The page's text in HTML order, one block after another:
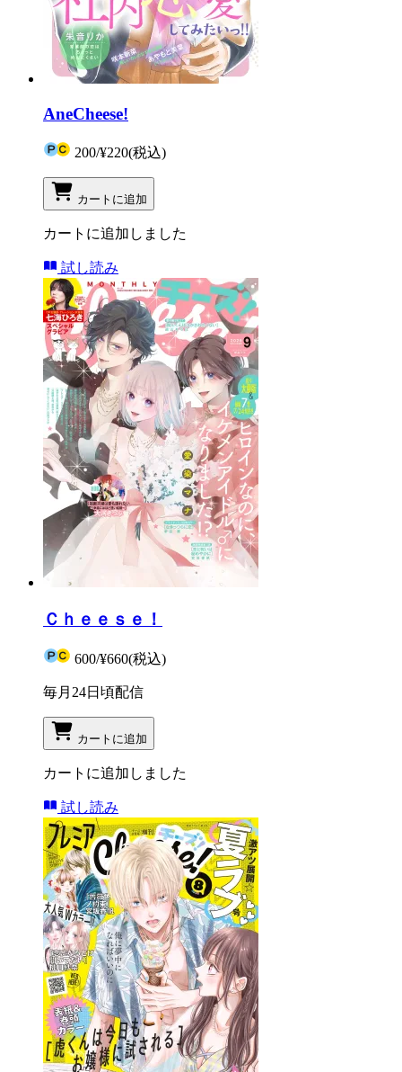
AneCheese!
200/¥220(税込)
カートに追加
カートに追加しました
試し読み
Ｃｈｅｅｓｅ！
600/¥660(税込)
毎月24日頃配信
カートに追加
カートに追加しました
試し読み